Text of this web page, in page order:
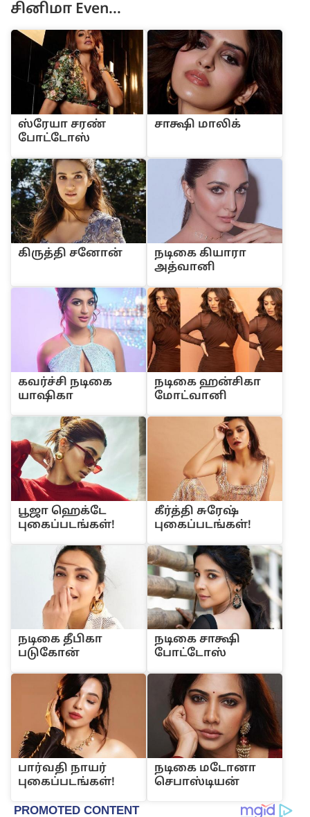
சினிமா Even...
ஸ்ரேயா சரண்
போட்டோஸ்
சாக்ஷி மாலிக்
கிருத்தி சனோன்
நடிகை கியாரா
அத்வானி
கவர்ச்சி நடிகை
யாஷிகா
நடிகை ஹன்சிகா
மோட்வானி
பூஜா ஹெக்டே
புகைப்படங்கள்!
கீர்த்தி சுரேஷ்
புகைப்படங்கள்!
நடிகை தீபிகா
படுகோன்
நடிகை சாக்ஷி
போட்டோஸ்
பார்வதி நாயர்
புகைப்படங்கள்!
நடிகை மடோனா
செபாஸ்டியன்